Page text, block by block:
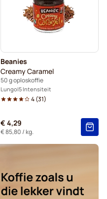
Beanies
Creamy Caramel
50 g oploskoffie
Lungo 5 Intensiteit
4(31)
€ 4,29
€ 85,80 / kg.